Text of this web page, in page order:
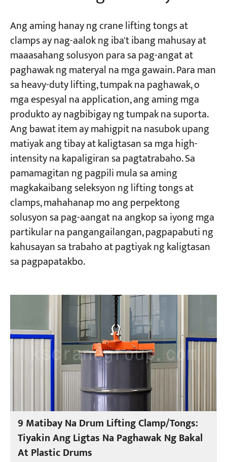
Balita
Makipag-ugnayan sa amin
Ang aming hanay ng crane lifting tongs at
clamps ay nag-aalok ng iba't ibang mahusay at
maaasahang solusyon para sa pag-angat at
paghawak ng materyal na mga gawain. Para man
sa heavy-duty lifting, tumpak na paghawak, o
mga espesyal na application, ang aming mga
produkto ay nagbibigay ng tumpak na suporta.
Ang bawat item ay mahigpit na nasubok upang
matiyak ang tibay at kaligtasan sa mga high-
intensity na kapaligiran sa pagtatrabaho. Sa
pamamagitan ng pagpili mula sa aming
magkakaibang seleksyon ng lifting tongs at
clamps, mahahanap mo ang perpektong
solusyon sa pag-aangat na angkop sa iyong mga
partikular na pangangailangan, pagpapabuti ng
kahusayan sa trabaho at pagtiyak ng kaligtasan
sa pagpapatakbo.
9 Matibay Na Drum Lifting Clamp/Tongs:
Tiyakin Ang Ligtas Na Paghawak Ng Bakal
At Plastic Drums